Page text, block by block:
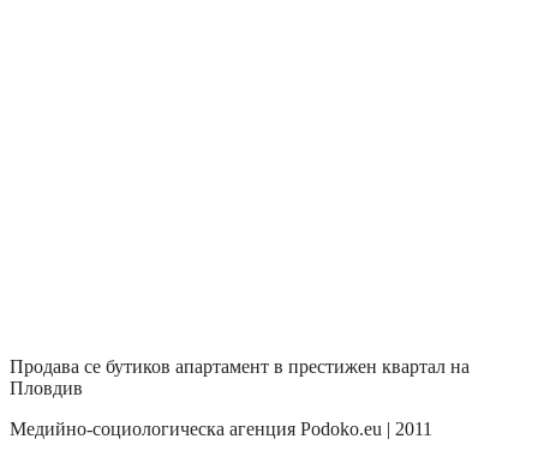
Продава се бутиков апартамент в престижен квартал на
Пловдив
Медийно-социологическа агенция Podoko.eu | 2011